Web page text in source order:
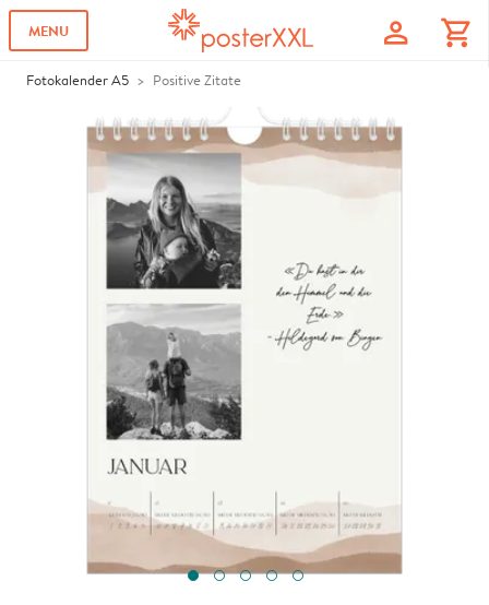
MENU profile shopping_cart
Fotokalender A5 Positive Zitate